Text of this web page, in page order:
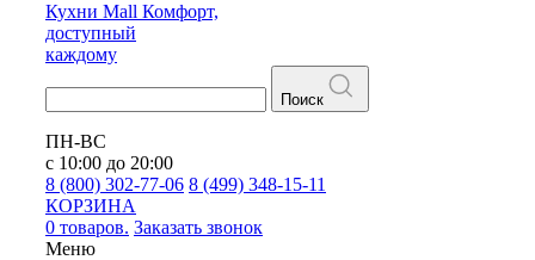
Кухни Mall Комфорт,
доступный
каждому
Поиск
ПН-ВС
с 10:00 до 20:00
8 (800) 302-77-06 8 (499) 348-15-11
КОРЗИНА
0 товаров. Заказать звонок
Меню